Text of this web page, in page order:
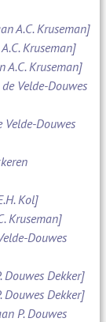
A.C. Kruseman]
Kruseman]
A.C. Kruseman]
Velde-Douwes
Velde-Douwes
Kol]
Kruseman]
Douwes
Douwes Dekker]
Douwes Dekker]
P. Douwes